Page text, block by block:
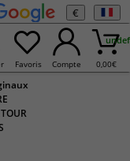
€
Favoris Compte 0,00€